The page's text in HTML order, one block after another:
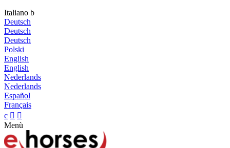
Italiano b
Deutsch
Deutsch
Deutsch
Polski
English
English
Nederlands
Nederlands
Español
Français
c  
Menù